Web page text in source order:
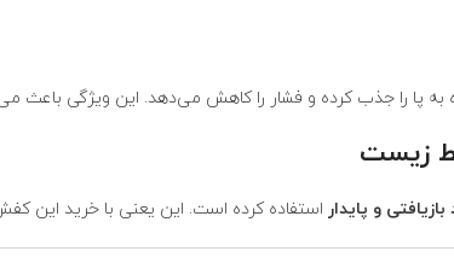
پا را جذب کرده و فشار را کاهش می‌دهد. این ویژگی باعث
بازیافتی و پایدار استفاده کرده است. این یعنی با خرید این